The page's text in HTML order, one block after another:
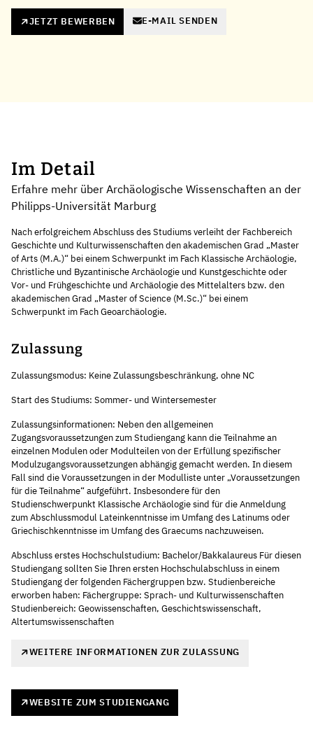
JETZT BEWERBEN E-MAIL SENDEN
Im Detail
Erfahre mehr über Archäologische Wissenschaften an der
Philipps-Universität Marburg
Nach erfolgreichem Abschluss des Studiums verleiht der Fachbereich
Geschichte und Kulturwissenschaften den akademischen Grad „Master
of Arts (M.A.)“ bei einem Schwerpunkt im Fach Klassische Archäologie,
Christliche und Byzantinische Archäologie und Kunstgeschichte oder
Vor- und Frühgeschichte und Archäologie des Mittelalters bzw. den
akademischen Grad „Master of Science (M.Sc.)“ bei einem
Schwerpunkt im Fach Geoarchäologie.
Zulassung
Zulassungsmodus: Keine Zulassungsbeschränkung, ohne NC
Start des Studiums: Sommer- und Wintersemester
Zulassungsinformationen: Neben den allgemeinen
Zugangsvoraussetzungen zum Studiengang kann die Teilnahme an
einzelnen Modulen oder Modulteilen von der Erfüllung spezifischer
Modulzugangsvoraussetzungen abhängig gemacht werden. In diesem
Fall sind die Voraussetzungen in der Modulliste unter „Voraussetzungen
für die Teilnahme“ aufgeführt. Insbesondere für den
Studienschwerpunkt Klassische Archäologie sind für die Anmeldung
zum Abschlussmodul Lateinkenntnisse im Umfang des Latinums oder
Griechischkenntnisse im Umfang des Graecums nachzuweisen.
Abschluss erstes Hochschulstudium: Bachelor/Bakkalaureus Für diesen
Studiengang sollten Sie Ihren ersten Hochschulabschluss in einem
Studiengang der folgenden Fächergruppen bzw. Studienbereiche
erworben haben: Fächergruppe: Sprach- und Kulturwissenschaften
Studienbereich: Geowissenschaften, Geschichtswissenschaft,
Altertumswissenschaften
WEITERE INFORMATIONEN ZUR ZULASSUNG
WEBSITE ZUM STUDIENGANG